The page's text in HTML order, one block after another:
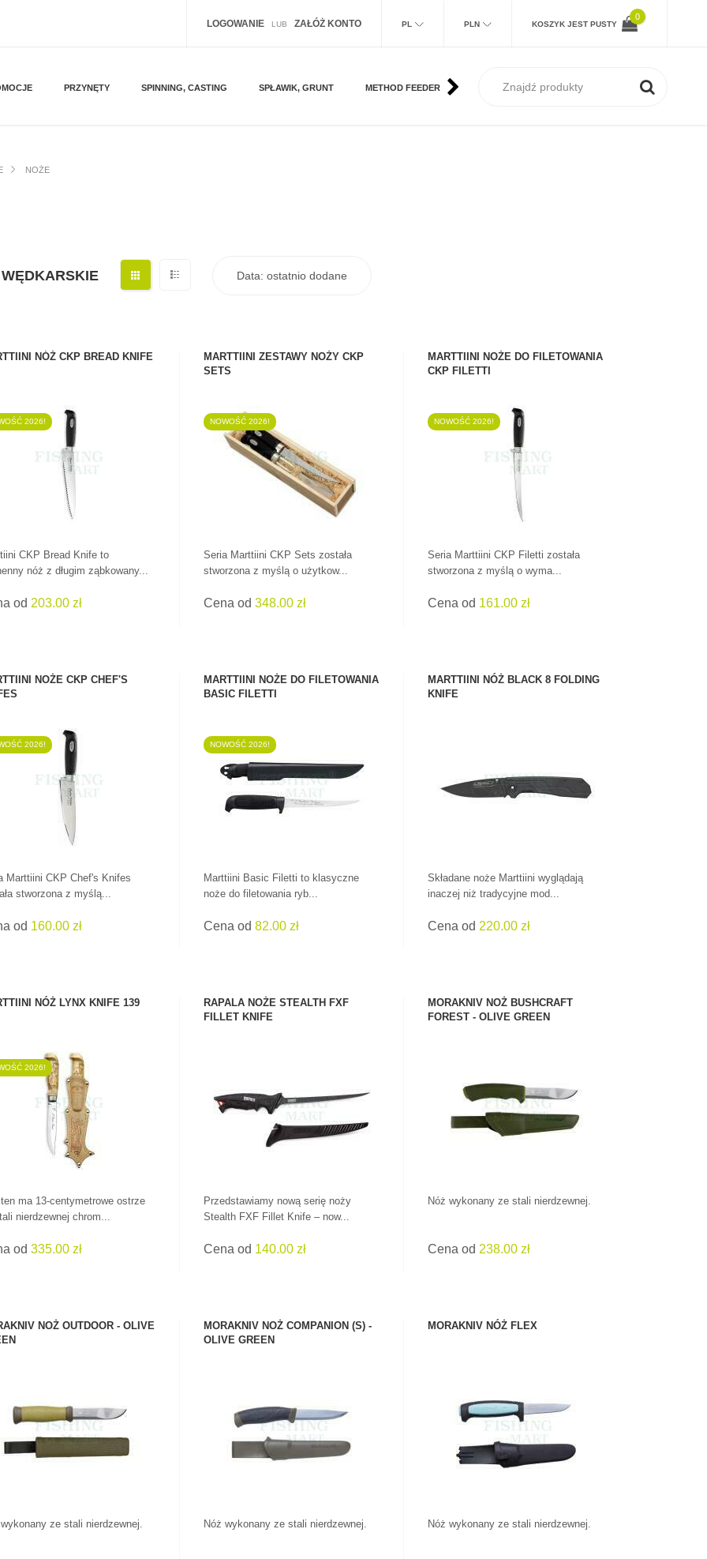
LOGOWANIELUB ZAŁÓŻ KONTO PL PLN KOSZYK JEST PUSTY
0
PRZYNĘTY SPINNING, CASTING SPŁAWIK, GRUNT METHOD FEEDER MORSKIE MUCHA
NOŻE
NÓŻ CKP BREAD KNIFE
2026!
ZOBACZ PRODUKT
CKP Bread Knife to
nóż z długim ząbkowany...
od 203.00 zł
MARTTIINI ZESTAWY NOŻY CKP
SETS
NOWOŚĆ 2026!
ZOBACZ PRODUKT
Seria Marttiini CKP Sets została
stworzona z myślą o użytkow...
Cena od 348.00 zł
MARTTIINI NOŻE DO FILETOWANIA
CKP FILETTI
NOWOŚĆ 2026!
ZOBACZ PRODUKT
Seria Marttiini CKP Filetti została
stworzona z myślą o wyma...
Cena od 161.00 zł
NOŻE CKP CHEF'S
2026!
ZOBACZ PRODUKT
Marttiini CKP Chef's Knifes
stworzona z myślą...
od 160.00 zł
MARTTIINI NOŻE DO FILETOWANIA
BASIC FILETTI
NOWOŚĆ 2026!
ZOBACZ PRODUKT
Marttiini Basic Filetti to klasyczne
noże do filetowania ryb...
Cena od 82.00 zł
MARTTIINI NÓŻ BLACK 8 FOLDING
KNIFE
Składane noże Marttiini wyglądają
inaczej niż tradycyjne mod...
Cena od 220.00 zł
NÓŻ LYNX KNIFE 139
2026!
ZOBACZ PRODUKT
ma 13-centymetrowe ostrze
nierdzewnej chrom...
od 335.00 zł
RAPALA NOŻE STEALTH FXF
FILLET KNIFE
Przedstawiamy nową serię noży
Stealth FXF Fillet Knife – now...
Cena od 140.00 zł
MORAKNIV NOŻ BUSHCRAFT
FOREST - OLIVE GREEN
ZOBACZ PRODUKT
Nóż wykonany ze stali nierdzewnej.
Cena od 238.00 zł
NOŻ OUTDOOR - OLIVE
ZOBACZ PRODUKT
ze stali nierdzewnej.
MORAKNIV NOŻ COMPANION (S) -
OLIVE GREEN
ZOBACZ PRODUKT
Nóż wykonany ze stali nierdzewnej.
MORAKNIV NÓŻ FLEX
ZOBACZ PRODUKT
Nóż wykonany ze stali nierdzewnej.